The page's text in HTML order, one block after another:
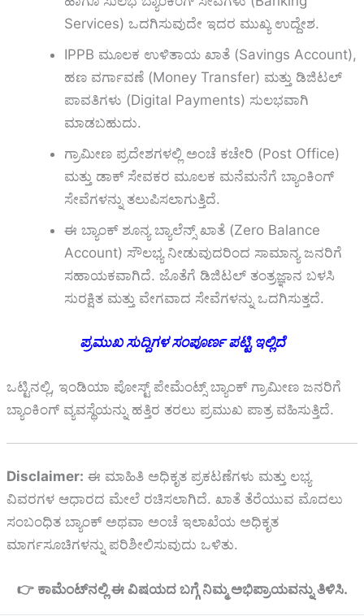
Services) ಒದಗಿಸುವುದೇ ಇದರ ಮುಖ್ಯ ಉದ್ದೇಶ.
IPPB ಮೂಲಕ ಉಳಿತಾಯ ಖಾತೆ (Savings Account),
ಹಣ ವರ್ಗಾವಣೆ (Money Transfer) ಮತ್ತು ಡಿಜಿಟಲ್
ಪಾವತಿಗಳು (Digital Payments) ಸುಲಭವಾಗಿ
ಮಾಡಬಹುದು.
ಗ್ರಾಮೀಣ ಪ್ರದೇಶಗಳಲ್ಲಿ ಅಂಚೆ ಕಚೇರಿ (Post Office)
ಮತ್ತು ಡಾಕ್ ಸೇವಕರ ಮೂಲಕ ಮನೆಮನೆಗೆ ಬ್ಯಾಂಕಿಂಗ್
ಸೇವೆಗಳನ್ನು ತಲುಪಿಸಲಾಗುತ್ತಿದೆ.
ಈ ಬ್ಯಾಂಕ್‌ ಶೂನ್ಯ ಬ್ಯಾಲೆನ್ಸ್ ಖಾತೆ (Zero Balance
Account) ಸೌಲಭ್ಯ ನೀಡುವುದರಿಂದ ಸಾಮಾನ್ಯ ಜನರಿಗೆ
ಸಹಾಯಕವಾಗಿದೆ. ಜೊತೆಗೆ ಡಿಜಿಟಲ್ ತಂತ್ರಜ್ಞಾನ ಬಳಸಿ
ಸುರಕ್ಷಿತ ಮತ್ತು ವೇಗವಾದ ಸೇವೆಗಳನ್ನು ಒದಗಿಸುತ್ತದೆ.
ಪ್ರಮುಖ ಸುದ್ದಿಗಳಸಂಪೂರ್ಣಪಟ್ಟಿ ಇಲ್ಲಿದೆ
ಒಟ್ಟಿನಲ್ಲಿ, ಇಂಡಿಯಾ ಪೋಸ್ಟ್ ಪೇಮೆಂಟ್ಸ್ ಬ್ಯಾಂಕ್ ಗ್ರಾಮೀಣ ಜನರಿಗೆ
ಬ್ಯಾಂಕಿಂಗ್ ವ್ಯವಸ್ಥೆಯನ್ನು ಹತ್ತಿರ ತರಲು ಪ್ರಮುಖ ಪಾತ್ರ ವಹಿಸುತ್ತಿದೆ.
Disclaimer: ಈ ಮಾಹಿತಿ ಅಧಿಕೃತ ಪ್ರಕಟಣೆಗಳು ಮತ್ತು ಲಭ್ಯ
ವಿವರಗಳ ಆಧಾರದ ಮೇಲೆ ರಚಿಸಲಾಗಿದೆ. ಖಾತೆ ತೆರೆಯುವ ಮೊದಲು
ಸಂಬಂಧಿತ ಬ್ಯಾಂಕ್ ಅಥವಾ ಅಂಚೆ ಇಲಾಖೆಯ ಅಧಿಕೃತ
ಮಾರ್ಗಸೂಚಿಗಳನ್ನು ಪರಿಶೀಲಿಸುವುದು ಒಳಿತು.
👉 ಕಾಮೆಂಟ್‌ನಲ್ಲಿ ಈ ವಿಷಯದ ಬಗ್ಗೆ ನಿಮ್ಮ ಅಭಿಪ್ರಾಯವನ್ನು ತಿಳಿಸಿ.